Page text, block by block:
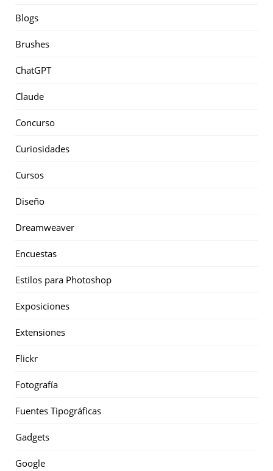
Blogs
Brushes
ChatGPT
Claude
Concurso
Curiosidades
Cursos
Diseño
Dreamweaver
Encuestas
Estilos para Photoshop
Exposiciones
Extensiones
Flickr
Fotografía
Fuentes Tipográficas
Gadgets
Google